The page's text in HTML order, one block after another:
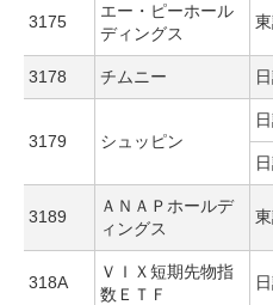
3175
エー・ピーホール
ディングス
3178 チムニー
3179 シュッピン
3189
ＡＮＡＰホールデ
ィングス
318A
ＶＩＸ短期先物指
数ＥＴＦ